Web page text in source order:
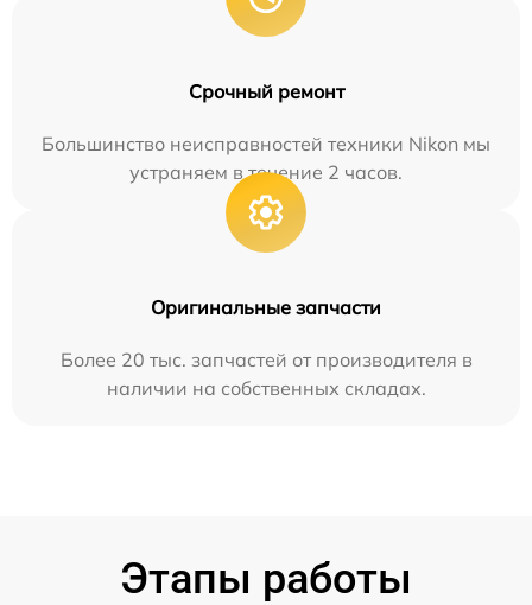
Срочный ремонт
Большинство неисправностей техники Nikon мы
устраняем в течение 2 часов.
Оригинальные запчасти
Более 20 тыс. запчастей от производителя в
наличии на собственных складах.
Этапы работы